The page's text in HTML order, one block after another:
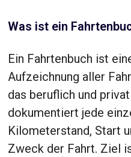
Was ist ein
Ein Fahrtenbuch ist
Aufzeichnung aller
das beruflich und
dokumentiert jede
Kilometerstand, Start
Zweck der Fahrt. Ziel